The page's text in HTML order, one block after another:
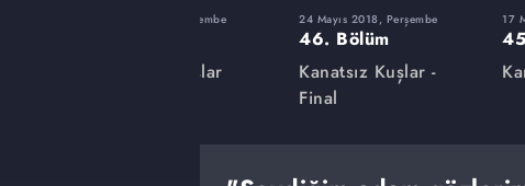
1 Şubat 2018, Perşembe
Kanatsız Kuşlar
24 Mayıs 2018, Perşembe
46. Bölüm
Kanatsız Kuşlar -
Final
17